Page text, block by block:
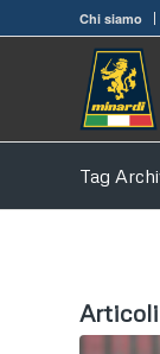
Chi siamo
Tag
Articoli